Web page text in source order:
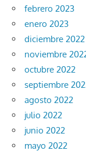
febrero 2023
enero 2023
diciembre 2022
noviembre
octubre 2022
septiembre
agosto 2022
julio 2022
junio 2022
mayo 2022